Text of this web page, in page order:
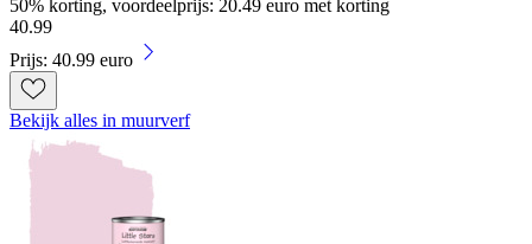
50% korting, voordeelprijs: 20.49 euro met korting
40.99
Prijs: 40.99 euro
Bekijk alles in muurverf